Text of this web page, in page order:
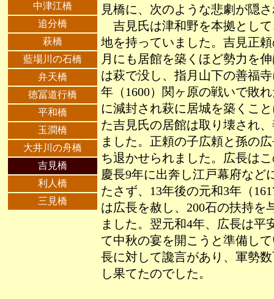
中津江橋
追分橋
萩橋
藍場川の石橋
弁天橋
徳冨道行橋
平和橋
玉澗橋
大井川の舟橋
吉見橋
利人橋
三見橋
見橋に、次のような悲劇が隠
吉見氏は津和野を本拠とし
地を持っていました。吉見正
月にも居館を築くほど勢力を
は萩で没し、指月山下の善福
年（1600）関ヶ原の戦いで敗
に減封され萩に居城を築くこ
た吉見氏の居館は取り壊され
ました。正頼の子広頼と孫の
ち退かせられました。広長は
慶長9年に出奔し江戸幕府など
たさず、13年後の元和3年（
は広長を赦し、200石の扶持を
ました。翌元和4年、広長は平
て中秋の宴を開こうと準備し
長に対して讒言があり、軍勢
し果てたのでした。